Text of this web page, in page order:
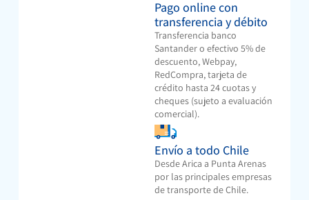
Pago online con
transferencia y débito
Transferencia banco
Santander o efectivo 5% de
descuento, Webpay,
RedCompra, tarjeta de
crédito hasta 24 cuotas y
cheques (sujeto a evaluación
comercial).
Envío a todo Chile
Desde Arica a Punta Arenas
por las principales empresas
de transporte de Chile.